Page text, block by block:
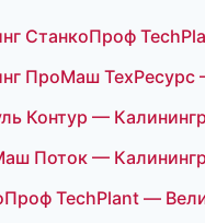
СтанкоПроф
ПроМаш ТехРесурс
Контур —
Поток —
TechPlant —